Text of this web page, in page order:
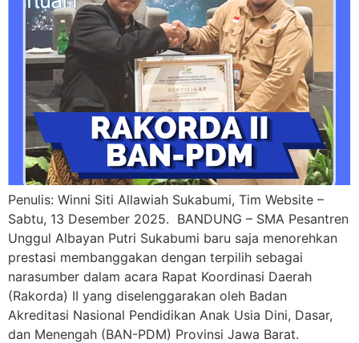
Penulis: Winni Siti Allawiah Sukabumi, Tim Website –
Sabtu, 13 Desember 2025. BANDUNG – SMA Pesantren
Unggul Albayan Putri Sukabumi baru saja menorehkan
prestasi membanggakan dengan terpilih sebagai
narasumber dalam acara Rapat Koordinasi Daerah
(Rakorda) II yang diselenggarakan oleh Badan
Akreditasi Nasional Pendidikan Anak Usia Dini, Dasar,
dan Menengah (BAN-PDM) Provinsi Jawa Barat.